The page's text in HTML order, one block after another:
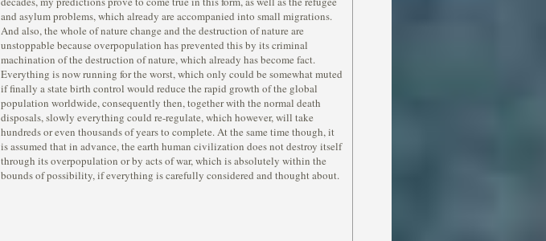
and asylum problems, which already are accompanied into small migrations.
And also, the whole of nature change and the destruction of nature are
unstoppable because overpopulation has prevented this by its criminal
machination of the destruction of nature, which already has become fact.
Everything is now running for the worst, which only could be somewhat muted
if finally a state birth control would reduce the rapid growth of the global
population worldwide, consequently then, together with the normal death
disposals, slowly everything could re-regulate, which however, will take
hundreds or even thousands of years to complete. At the same time though, it
is assumed that in advance, the earth human civilization does not destroy itself
through its overpopulation or by acts of war, which is absolutely within the
bounds of possibility, if everything is carefully considered and thought about.